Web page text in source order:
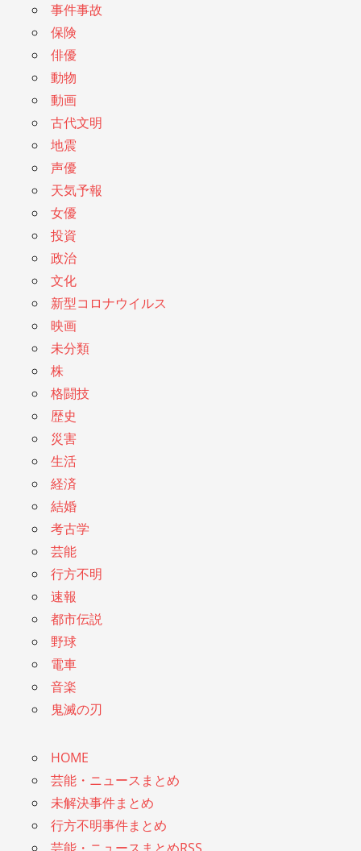
事件事故
保険
俳優
動物
動画
古代文明
地震
声優
天気予報
女優
投資
政治
文化
新型コロナウイルス
映画
未分類
株
格闘技
歴史
災害
生活
経済
結婚
考古学
芸能
行方不明
速報
都市伝説
野球
電車
音楽
鬼滅の刃
HOME
芸能・ニュースまとめ
未解決事件まとめ
行方不明事件まとめ